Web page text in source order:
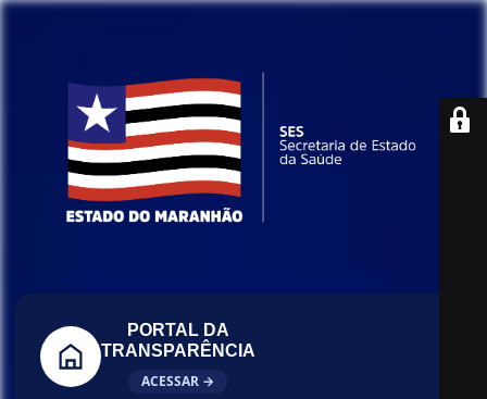
PORTAL DA
TRANSPARÊNCIA
ACESSAR →